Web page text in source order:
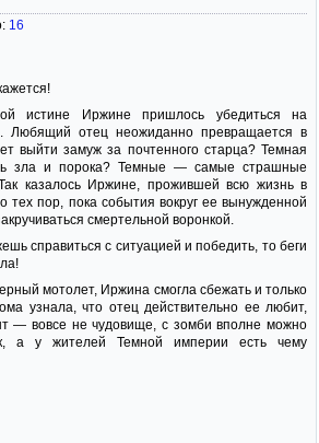
16
истине Иржине пришлось убедиться на
Любящий отец неожиданно превращается в
выйти замуж за почтенного старца? Темная
зла и порока? Темные — самые страшные
казалось Иржине, прожившей всю жизнь в
тех пор, пока события вокруг ее вынужденной
смертельной воронкой.
справиться с ситуацией и победить, то беги
мотолет, Иржина смогла сбежать и только
узнала, что отец действительно ее любит,
— вовсе не чудовище, с зомби вполне можно
а у жителей Темной империи есть чему